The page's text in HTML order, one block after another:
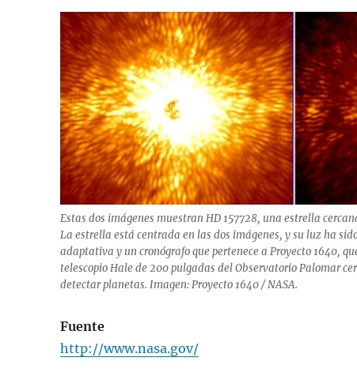
Estas dos imágenes muestran HD 157728, una estrella
La estrella está centrada en las dos imágenes, y su luz ha
adaptativa y un cronógrafo que pertenece a Proyecto 1640,
telescopio Hale de 200 pulgadas del Observatorio Palomar
detectar planetas. Imagen: Proyecto 1640 / NASA.
Fuente
http://www.nasa.gov/